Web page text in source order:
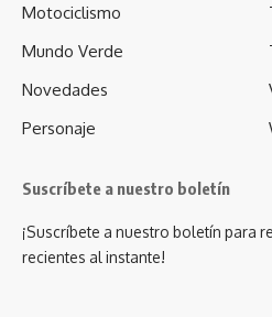
Motociclismo
Mundo Verde
Novedades
Personaje
Suscríbete a nuestro boletín
¡Suscríbete a nuestro boletín para
recientes al instante!